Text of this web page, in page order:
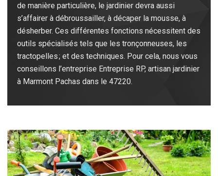
de manière particulière, le jardinier devra aussi
s’affairer à débroussailler, à décaper la mousse, à
désherber. Ces différentes fonctions nécessitent des
outils spécialisés tels que les tronçonneuses, les
tractopelles ; et des techniques. Pour cela, nous vous
conseillons l’entreprise Entreprise RP, artisan jardinier
à Marmont Pachas dans le 47220.